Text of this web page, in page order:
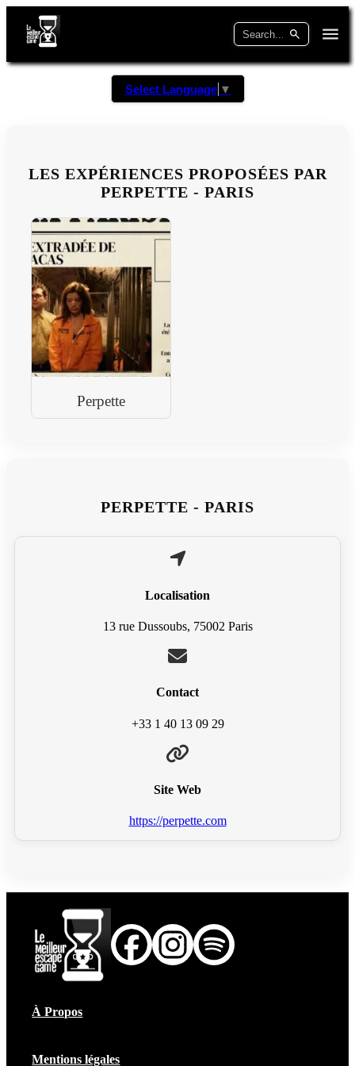
Select Language ▼
LES EXPÉRIENCES PROPOSÉES PAR
PERPETTE - PARIS
Perpette
PERPETTE - PARIS
Localisation
13 rue Dussoubs, 75002 Paris
Contact
+33 1 40 13 09 29
Site Web
https://perpette.com
À Propos
Mentions légales